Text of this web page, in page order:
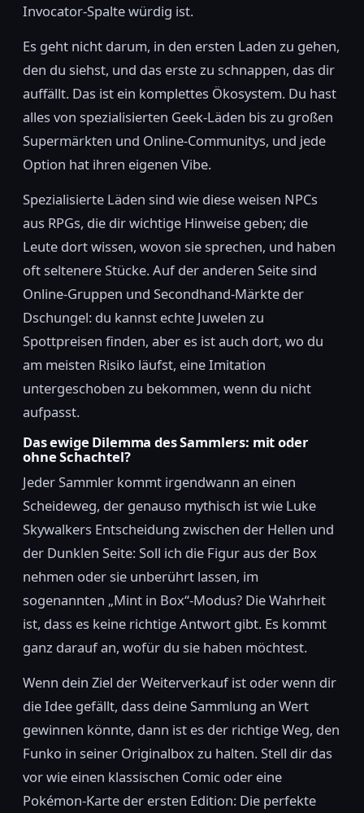
Invocator-Spalte würdig ist.
Es geht nicht darum, in den ersten Laden zu gehen,
den du siehst, und das erste zu schnappen, das dir
auffällt. Das ist ein komplettes Ökosystem. Du hast
alles von spezialisierten Geek-Läden bis zu großen
Supermärkten und Online-Communitys, und jede
Option hat ihren eigenen Vibe.
Spezialisierte Läden sind wie diese weisen NPCs
aus RPGs, die dir wichtige Hinweise geben; die
Leute dort wissen, wovon sie sprechen, und haben
oft seltenere Stücke. Auf der anderen Seite sind
Online-Gruppen und Secondhand-Märkte der
Dschungel: du kannst echte Juwelen zu
Spottpreisen finden, aber es ist auch dort, wo du
am meisten Risiko läufst, eine Imitation
untergeschoben zu bekommen, wenn du nicht
aufpasst.
Das ewige Dilemma des Sammlers: mit oder
ohne Schachtel?
Jeder Sammler kommt irgendwann an einen
Scheideweg, der genauso mythisch ist wie Luke
Skywalkers Entscheidung zwischen der Hellen und
der Dunklen Seite: Soll ich die Figur aus der Box
nehmen oder sie unberührt lassen, im
sogenannten „Mint in Box“-Modus? Die Wahrheit
ist, dass es keine richtige Antwort gibt. Es kommt
ganz darauf an, wofür du sie haben möchtest.
Wenn dein Ziel der Weiterverkauf ist oder wenn dir
die Idee gefällt, dass deine Sammlung an Wert
gewinnen könnte, dann ist es der richtige Weg, den
Funko in seiner Originalbox zu halten. Stell dir das
vor wie einen klassischen Comic oder eine
Pokémon-Karte der ersten Edition: Die perfekte